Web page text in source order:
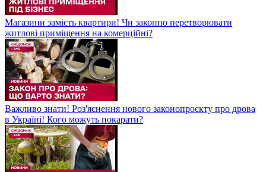
Магазини замість квартири! Чи законно перетворювати
житлові приміщення на комерційні?
Важливо знати! Роз'яснення нового законопроєкту про дрова
в Україні! Кого можуть покарати?